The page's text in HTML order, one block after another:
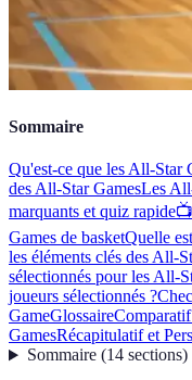
Sommaire
Qu'est-ce que les All-Star
des All-Star GamesLes
marquants et quiz rapide
Games de basketQuelle
les éléments clés des All-
sélectionnés pour les All-
joueurs sélectionnés ?
GameGlossaire
GamesRécapitulatif et
Sommaire(14 sections)